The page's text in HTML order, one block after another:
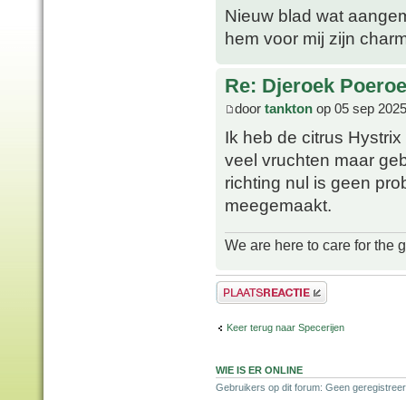
Nieuw blad wat
hem voor mij zijn
Re: Djeroek
door tankton op 05 sep
Ik heb de citrus
veel vruchten maar
richting nul is geen
meegemaakt.
We are here to care for the
Plaats een reactie
Keer terug naar Specerijen
WIE IS ER ONLINE
Gebruikers op dit forum: Geen